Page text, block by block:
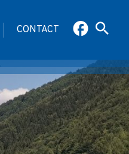
CONTACT